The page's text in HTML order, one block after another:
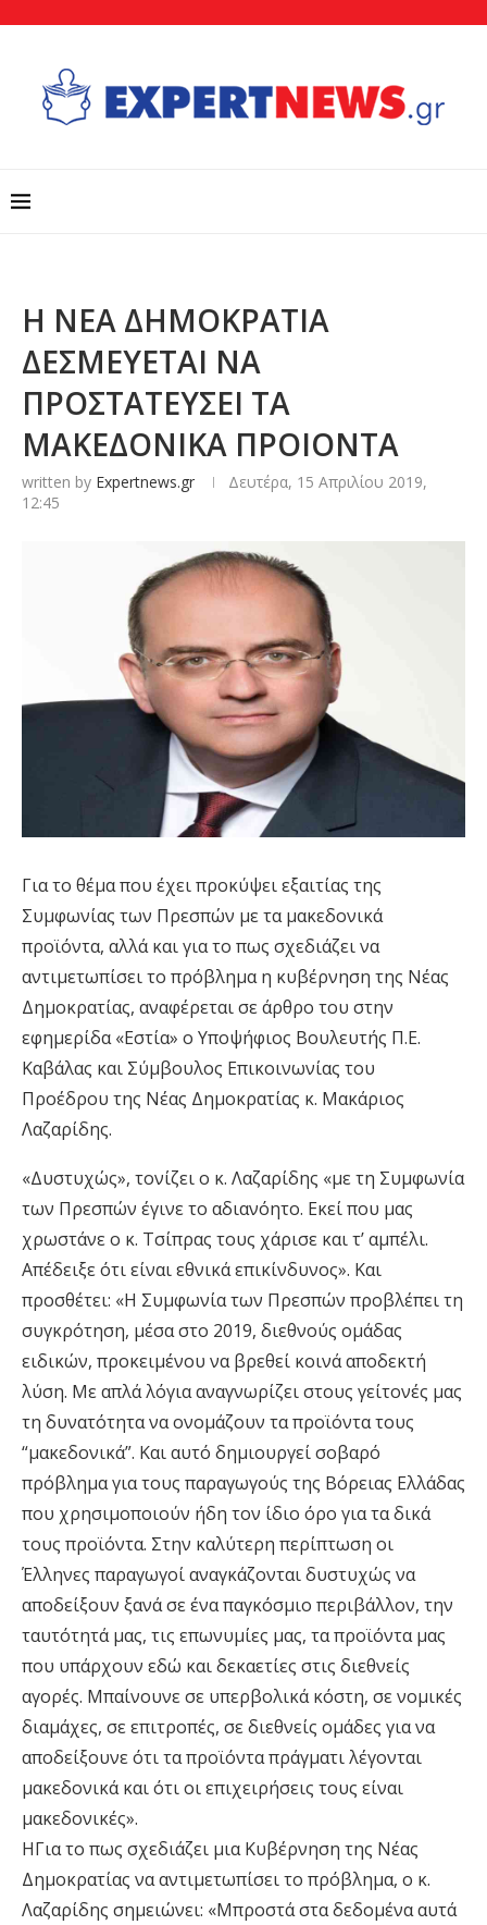
Η ΝΕΑ ΔΗΜΟΚΡΑΤΙΑ
ΔΕΣΜΕΥΕΤΑΙ ΝΑ
ΠΡΟΣΤΑΤΕΥΣΕΙ ΤΑ
ΜΑΚΕΔΟΝΙΚΑ ΠΡΟΙΟΝΤΑ
written by Expertnews.gr
Δευτέρα, 15 Απριλίου 2019,
12:45
Για το θέμα που έχει προκύψει εξαιτίας της
Συμφωνίας των Πρεσπών με τα μακεδονικά
προϊόντα, αλλά και για το πως σχεδιάζει να
αντιμετωπίσει το πρόβλημα η κυβέρνηση της Νέας
Δημοκρατίας, αναφέρεται σε άρθρο του στην
εφημερίδα «Εστία» ο Υποψήφιος Βουλευτής Π.Ε.
Καβάλας και Σύμβουλος Επικοινωνίας του
Προέδρου της Νέας Δημοκρατίας κ. Μακάριος
Λαζαρίδης.
«Δυστυχώς», τονίζει ο κ. Λαζαρίδης «με τη Συμφωνία
των Πρεσπών έγινε το αδιανόητο. Εκεί που μας
χρωστάνε ο κ. Τσίπρας τους χάρισε και τ’ αμπέλι.
Απέδειξε ότι είναι εθνικά επικίνδυνος». Και
προσθέτει: «Η Συμφωνία των Πρεσπών προβλέπει τη
συγκρότηση, μέσα στο 2019, διεθνούς ομάδας
ειδικών, προκειμένου να βρεθεί κοινά αποδεκτή
λύση. Με απλά λόγια αναγνωρίζει στους γείτονές μας
τη δυνατότητα να ονομάζουν τα προϊόντα τους
“μακεδονικά”. Και αυτό δημιουργεί σοβαρό
πρόβλημα για τους παραγωγούς της Βόρειας Ελλάδας
που χρησιμοποιούν ήδη τον ίδιο όρο για τα δικά
τους προϊόντα. Στην καλύτερη περίπτωση οι
Έλληνες παραγωγοί αναγκάζονται δυστυχώς να
αποδείξουν ξανά σε ένα παγκόσμιο περιβάλλον, την
ταυτότητά μας, τις επωνυμίες μας, τα προϊόντα μας
που υπάρχουν εδώ και δεκαετίες στις διεθνείς
αγορές. Μπαίνουνε σε υπερβολικά κόστη, σε νομικές
διαμάχες, σε επιτροπές, σε διεθνείς ομάδες για να
αποδείξουνε ότι τα προϊόντα πράγματι λέγονται
μακεδονικά και ότι οι επιχειρήσεις τους είναι
μακεδονικές».
ΗΓια το πως σχεδιάζει μια Κυβέρνηση της Νέας
Δημοκρατίας να αντιμετωπίσει το πρόβλημα, ο κ.
Λαζαρίδης σημειώνει: «Μπροστά στα δεδομένα αυτά